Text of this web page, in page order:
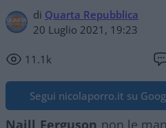
di Quarta Repubblica
20 Luglio 2021, 19:23
11.1k
Segui nicolaporro.it su
Naill Ferguson non le